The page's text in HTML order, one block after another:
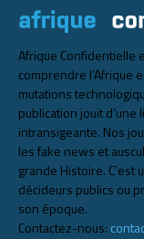
Afrique Confidentielle
comprendre l’Afrique
mutations
publication jouit
intransigeante. Nos
les fake news et
grande Histoire.
décideurs publics ou
son époque.
Contactez-nous: